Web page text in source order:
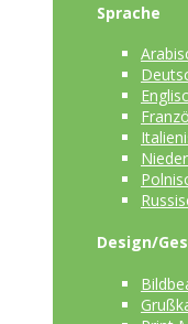
Sprache
Design/